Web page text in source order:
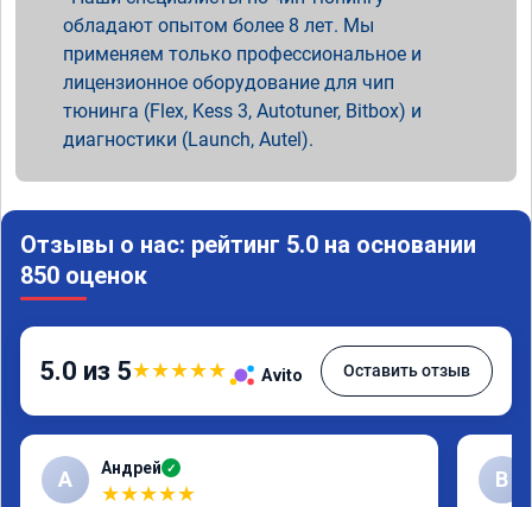
обладают опытом более 8 лет. Мы
применяем только профессиональное и
лицензионное оборудование для чип
тюнинга (Flex, Kess 3, Autotuner, Bitbox) и
диагностики (Launch, Autel).
Отзывы о нас: рейтинг 5.0 на основании
850 оценок
5.0 из 5★★★★★ Avito Оставить отзыв
А Андрей ✓
★★★★★
В